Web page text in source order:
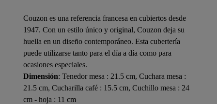
Couzon es una referencia francesa en cubiertos desde
1947. Con un estilo único y original, Couzon deja su
huella en un diseño contemporáneo. Esta cubertería
puede utilizarse tanto para el día a día como para
ocasiones especiales.
Dimensión: Tenedor mesa : 21.5 cm, Cuchara mesa :
21.5 cm, Cucharilla café : 15.5 cm, Cuchillo mesa : 24
cm - hoja : 11 cm